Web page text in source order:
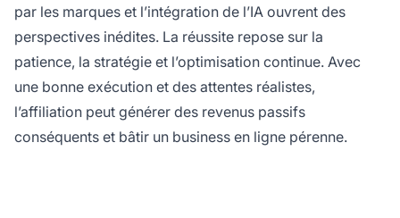
par les marques et l’intégration de l’IA ouvrent des
perspectives inédites. La réussite repose sur la
patience, la stratégie et l’optimisation continue. Avec
une bonne exécution et des attentes réalistes,
l’affiliation peut générer des revenus passifs
conséquents et bâtir un business en ligne pérenne.